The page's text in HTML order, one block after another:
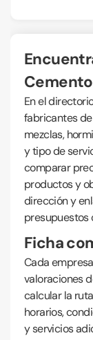
Encuentra proveedores de
En el
fabricantes
mezclas,
y tipo de
comparar
productos y
dirección y
presupuestos
Ficha
Cada
valoraciones
calcular la
horarios,
y servicios